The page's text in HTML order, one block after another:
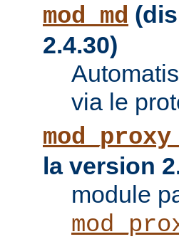
mod_md
2.4.30)
via le
la version
module